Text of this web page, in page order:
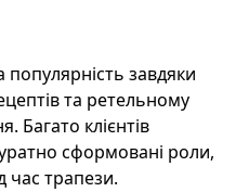
завдяки
та ретельному
Багато клієнтів
сформовані роли,
час трапези.